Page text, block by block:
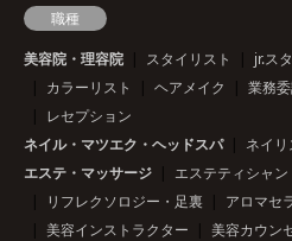
職種
美容院・理容院
スタイリスト jr.ス
カラーリスト
ヘアメイク 業務
レセプション
ネイル・マツエク・ヘッドスパ
ネイリ
エステ・マッサージ
エステティシャン
リフレクソロジー・足裏
アロマセ
美容インストラクター
美容カウン